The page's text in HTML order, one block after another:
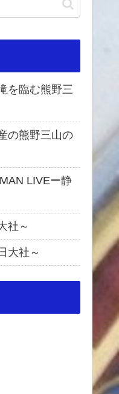
を臨む熊野三
の熊野三山の
LIVEー静
社～
大社～